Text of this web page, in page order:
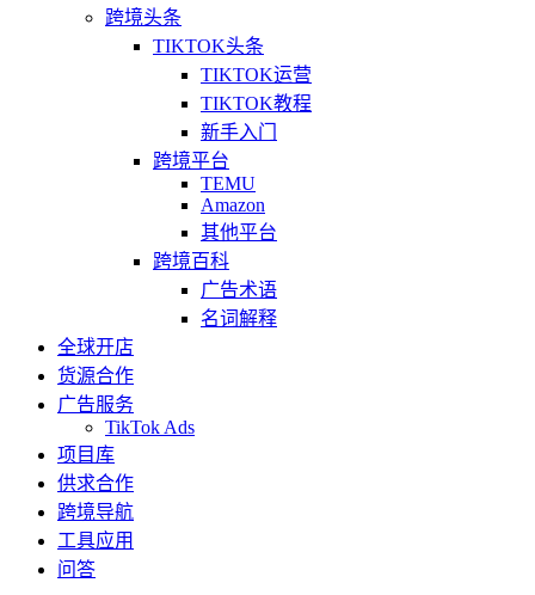
跨境头条
TIKTOK头条
TIKTOK运营
TIKTOK教程
新手入门
跨境平台
TEMU
Amazon
其他平台
跨境百科
广告术语
名词解释
全球开店
货源合作
广告服务
TikTok Ads
项目库
供求合作
跨境导航
工具应用
问答